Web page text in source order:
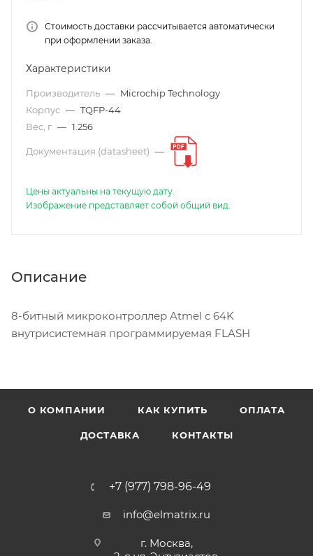
Стоимость доставки рассчитывается автоматически
при оформлении заказа.
Характеристики
Производитель — Microchip Technology
Корпус — TQFP-44
Вес, г — 1.256
Документация (datasheet) —
Цены актуальны на текущую дату.
Изображение представляет собой общий вид.
Описание
8-битный микроконтроллер Atmel с 64K
внутрисистемная программируемая FLASH
О КОМПАНИИ КАК КУПИТЬ ОПЛАТА
ДОСТАВКА КОНТАКТЫ
+7 (977) 798-96-49
info@elmatrix.ru
г. Москва,